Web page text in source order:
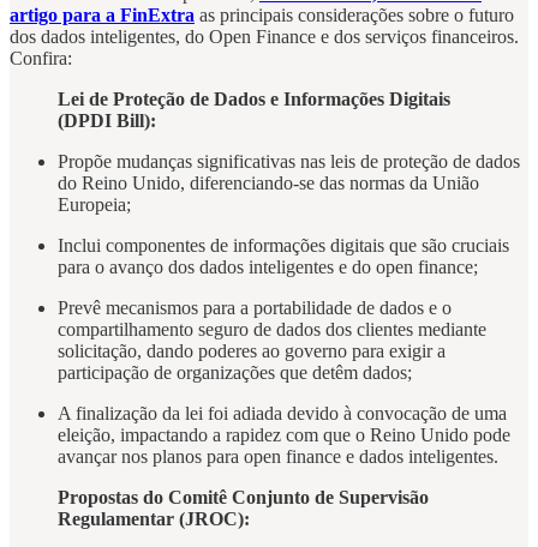
artigo para a FinExtra as principais considerações sobre o futuro
dos dados inteligentes, do Open Finance e dos serviços financeiros.
Confira:
Lei de Proteção de Dados e Informações Digitais
(DPDI Bill):
Propõe mudanças significativas nas leis de proteção de dados
do Reino Unido, diferenciando-se das normas da União
Europeia;
Inclui componentes de informações digitais que são cruciais
para o avanço dos dados inteligentes e do open finance;
Prevê mecanismos para a portabilidade de dados e o
compartilhamento seguro de dados dos clientes mediante
solicitação, dando poderes ao governo para exigir a
participação de organizações que detêm dados;
A finalização da lei foi adiada devido à convocação de uma
eleição, impactando a rapidez com que o Reino Unido pode
avançar nos planos para open finance e dados inteligentes.
Propostas do Comitê Conjunto de Supervisão
Regulamentar (JROC):